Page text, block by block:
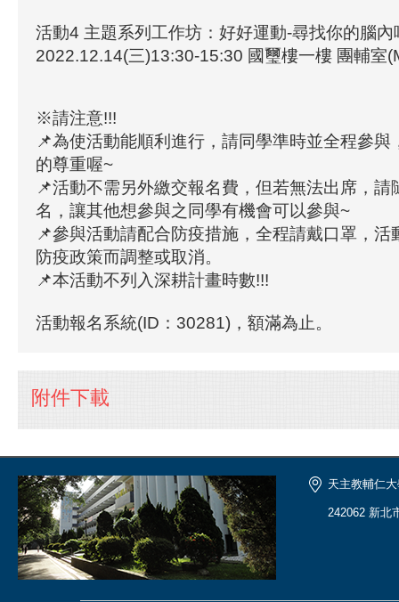
活動4 主題系列工作坊：好好運動-尋找你的腦內
2022.12.14(三)13:30-15:30 國璽樓一樓 團輔室
※請注意!!!
📌為使活動能順利進行，請同學準時並全程參與
的尊重喔~
📌活動不需另外繳交報名費，但若無法出席，請
名，讓其他想參與之同學有機會可以參與~
📌參與活動請配合防疫措施，全程請戴口罩，活
防疫政策而調整或取消。
📌本活動不列入深耕計畫時數!!!
活動報名系統(ID：30281)，額滿為止。
附件下載
天主教輔仁
242062 新北